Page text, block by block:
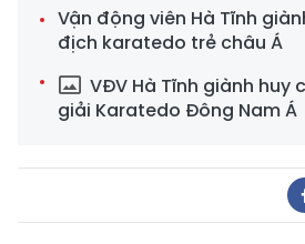
Vận động viên Hà Tĩnh
địch karatedo trẻ châu Á
VĐV Hà Tĩnh giành huy
giải Karatedo Đông Nam Á